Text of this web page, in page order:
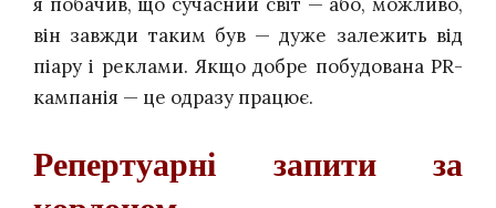
він завжди таким був — дуже залежить від
піару і реклами. Якщо добре побудована PR-
кампанія — це одразу працює.
Репертуарні запити за